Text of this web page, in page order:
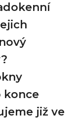
konce
již ve